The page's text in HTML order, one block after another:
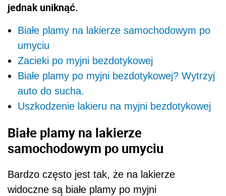
jednak uniknąć.
Białe plamy na lakierze samochodowym po
umyciu
Zacieki po myjni bezdotykowej
Białe plamy po myjni bezdotykowej? Wytrzyj
auto do sucha.
Uszkodzenie lakieru na myjni bezdotykowej
Białe plamy na lakierze
samochodowym po umyciu
Bardzo często jest tak, że na lakierze
widoczne są białe plamy po myjni